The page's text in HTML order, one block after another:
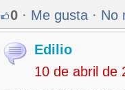
0 · Me gusta · No
Edilio
10 de abril de